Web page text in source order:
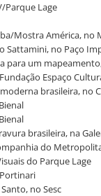
Parque Lage
Mostra América, no
Sattamini, no Paço
para um
Espaço
brasileira, no
brasileira, na
do
do Parque Lage
Portinari
no Sesc